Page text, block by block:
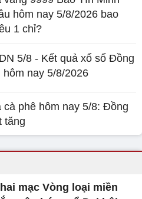
hôm nay 5/8/2026 bao
1 chỉ?
5/8 - Kết quả xổ số Đồng
hôm nay 5/8/2026
cà phê hôm nay 5/8: Đồng
tăng
mạc Vòng loại miền